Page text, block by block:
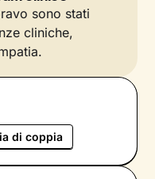
sono stati
cliniche,
di coppia